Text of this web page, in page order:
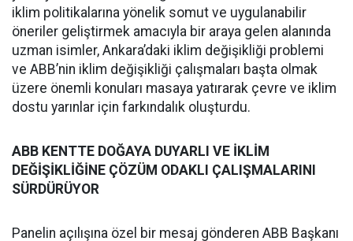
iklim politikalarına yönelik somut ve uygulanabilir
öneriler geliştirmek amacıyla bir araya gelen alanında
uzman isimler, Ankara’daki iklim değişikliği problemi
ve ABB’nin iklim değişikliği çalışmaları başta olmak
üzere önemli konuları masaya yatırarak çevre ve iklim
dostu yarınlar için farkındalık oluşturdu.
ABB KENTTE DOĞAYA DUYARLI VE İKLİM
DEĞİŞİKLİĞİNE ÇÖZÜM ODAKLI ÇALIŞMALARINI
SÜRDÜRÜYOR
Panelin açılışına özel bir mesaj gönderen ABB Başkanı